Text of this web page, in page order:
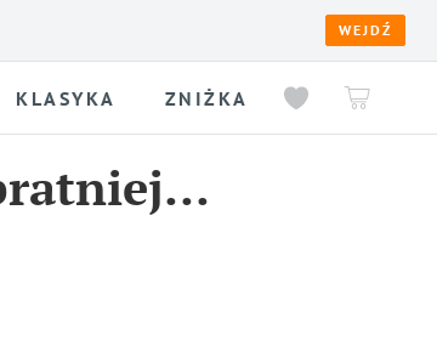
WEJDŹ
KLASYKA ZNIŻKA